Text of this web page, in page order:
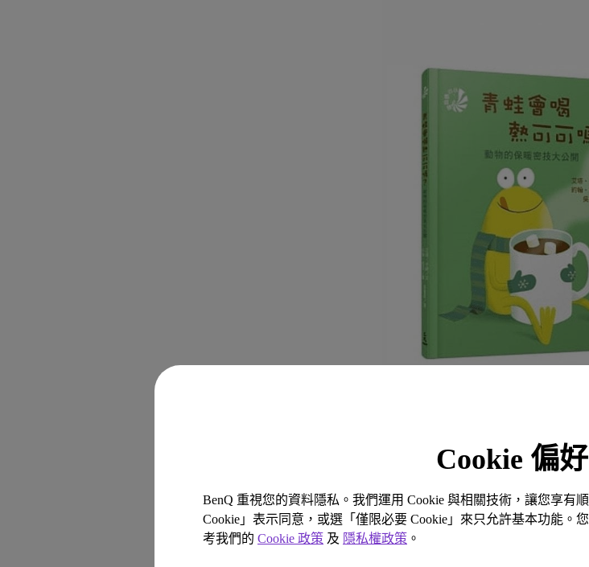
Cookie 偏
BenQ 重視您的資料隱私。我們運用 Cookie 與相關技術，讓您享有
Cookie」表示同意，或選「僅限必要 Cookie」來只允許基本功能。
考我們的 Cookie 政策 及 隱私權政策 。
作者